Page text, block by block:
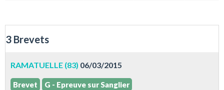
3 Brevets
RAMATUELLE (83) 06/03/2015
Brevet G - Epreuve sur Sanglier